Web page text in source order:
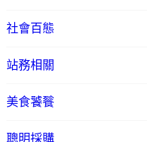
社會百態
站務相關
美食饕餮
聰明採購